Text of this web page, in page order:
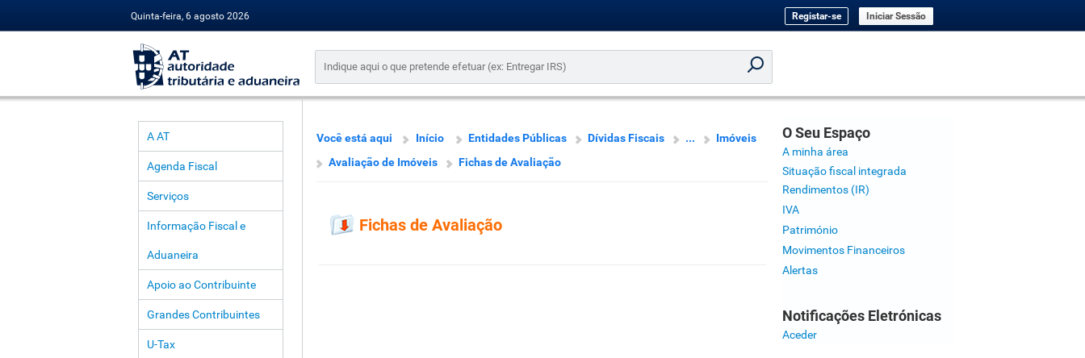
Quinta-feira, 6 agosto 2026 Registar-se Iniciar Sessão
A AT
Agenda Fiscal
Serviços
Informação Fiscal e
Aduaneira
Apoio ao Contribuinte
Grandes Contribuintes
U-Tax
Você está aqui Início Entidades Públicas Dívidas Fiscais ...
Imóveis
Avaliação de Imóveis
Fichas de Avaliação
Fichas de Avaliação
O Seu Espaço
A minha área
Situação fiscal integrada
Rendimentos (IR)
IVA
Património
Movimentos Financeiros
Alertas
Notificações Eletrónicas
Aceder